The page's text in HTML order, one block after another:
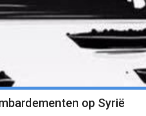
op Syrië